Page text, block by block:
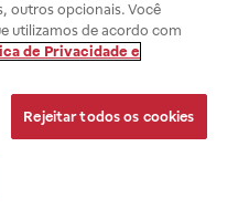
outros opcionais. Você
utilizamos de acordo com
de Privacidade e
Rejeitar todos os cookies